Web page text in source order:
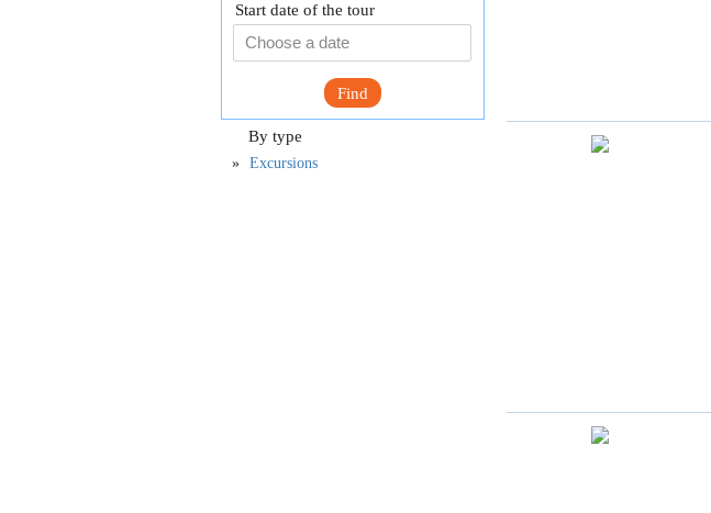
Start date of the tour
Find
By type
Excursions